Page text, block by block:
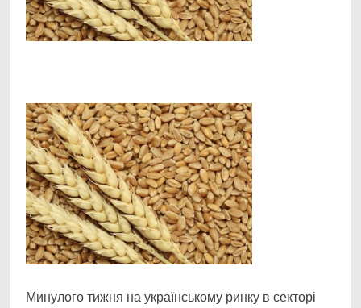
Link
Минулого тижня на українському ринку в секторі